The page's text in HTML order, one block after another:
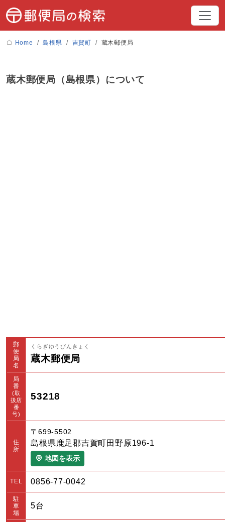
Home 島根県 吉賀町 蔵木郵便局
蔵木郵便局（島根県）について
郵
便
局
名
くらぎゆうびんきょく
蔵木郵便局
局
番
(取
扱店
番
号)
53218
住
所
〒699-5502
島根県鹿足郡吉賀町田野原196-1
地図を表示
TEL 0856-77-0042
駐
車
場
5台